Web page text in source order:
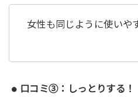
女性も同じように使いや
口コミ③：しっとりする！